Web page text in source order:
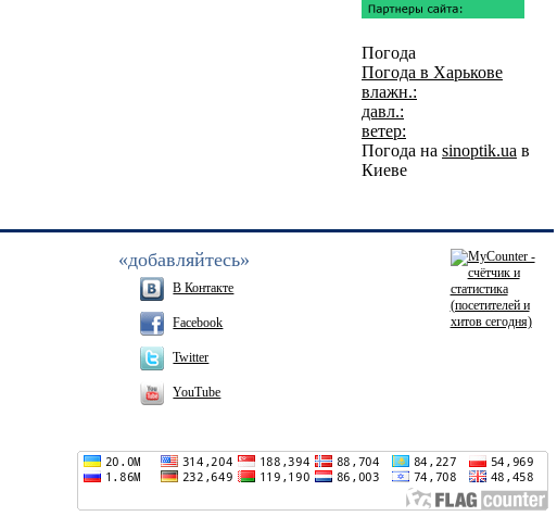
Погода
Погода в Харькове
влажн.:
давл.:
ветер:
Погода на sinoptik.ua в
Киеве
«добавляйтесь»
В Контакте
Facebook
Twitter
YouTube